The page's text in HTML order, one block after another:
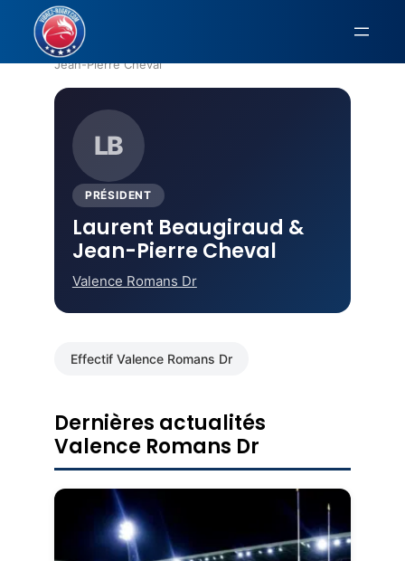
Aller
contenu
Accueil
Jean-Pierre Cheval
LB
PRÉSIDENT
Laurent Beaugiraud &
Jean-Pierre Cheval
Valence Romans Dr
Effectif Valence Romans Dr
Dernières actualités
Valence Romans Dr